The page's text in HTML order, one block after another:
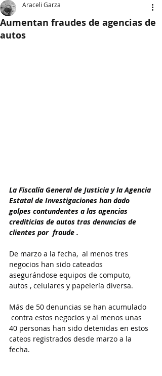
Aumentan fraudes de agencias de
autos
Araceli Garza
La Fiscalía General de Justicia y la Agencia
Estatal de Investigaciones han dado
golpes contundentes a las agencias
crediticias de autos tras denuncias de
clientes por  fraude .
De marzo a la fecha,  al menos tres
negocios han sido cateados
asegurándose equipos de computo,
autos , celulares y papelería diversa.
Más de 50 denuncias se han acumulado
contra estos negocios y al menos unas
40 personas han sido detenidas en estos
cateos registrados desde marzo a la
fecha.